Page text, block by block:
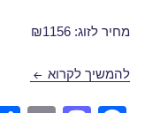
מחיר לזוג: ₪1156
להמשיך לקרוא חבילות